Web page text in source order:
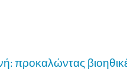
προκαλώντας